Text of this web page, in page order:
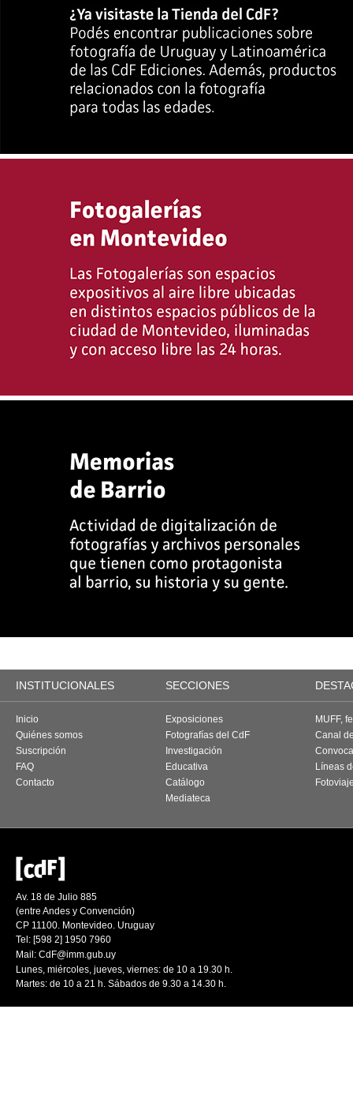
INSTITUCIONALES SECCIONES
Inicio
Quiénes somos
Suscripción
FAQ
Contacto
Exposiciones
Fotografías del CdF
Investigación
Educativa
Catálogo
Mediateca
MUFF,
Canal
Líneas
Av. 18 de Julio 885
(entre Andes y Convención)
CP 11100. Montevideo. Uruguay
Tel: [598 2] 1950 7960
Mail: CdF@imm.gub.uy
Lunes, miércoles, jueves, viernes: de 10 a 19.30 h.
Martes: de 10 a 21 h. Sábados de 9.30 a 14.30 h.